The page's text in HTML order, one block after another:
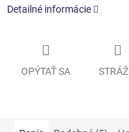
Detailné informácie
OPÝTAŤ SA